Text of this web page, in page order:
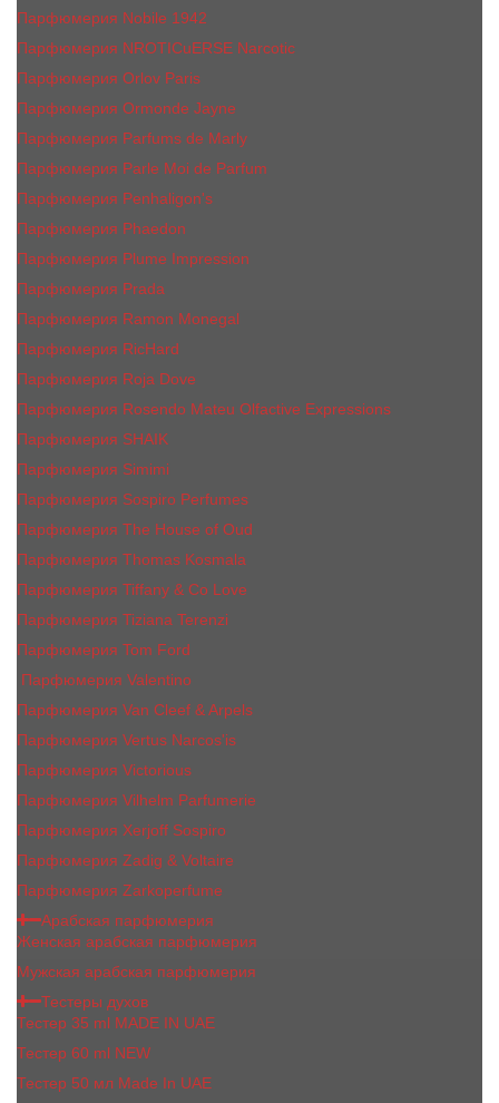
Парфюмерия Nobile 1942
Парфюмерия NROTICuERSE Narcotic
Парфюмерия Orlov Paris
Парфюмерия Ormonde Jayne
Парфюмерия Parfums de Marly
Парфюмерия Parle Moi de Parfum
Парфюмерия Penhaligon's
Парфюмерия Phaedon
Парфюмерия Plume Impression
Парфюмерия Prada
Парфюмерия Ramon Monegal
Парфюмерия RicHard
Парфюмерия Roja Dove
Парфюмерия Rosendo Mateu Olfactive Expressions
Парфюмерия SHAIK
Парфюмерия Simimi
Парфюмерия Sospiro Perfumes
Парфюмерия The House of Oud
Парфюмерия Thomas Kosmala
Парфюмерия Tiffany & Co Love
Парфюмерия Tiziana Terenzi
Парфюмерия Tom Ford
Парфюмерия Valentino
Парфюмерия Van Cleef & Arpels
Парфюмерия Vertus Narcos'is
Парфюмерия Victorious
Парфюмерия Vilhelm Parfumerie
Парфюмерия Xerjoff Sospiro
Парфюмерия Zadig & Voltaire
Парфюмерия Zarkoperfume
Арабская парфюмерия
Женская арабская парфюмерия
Мужская арабская парфюмерия
Тестеры духов
Тестер 35 ml MADE IN UAE
Тестер 60 ml NEW
Тестер 50 мл Made In UAE